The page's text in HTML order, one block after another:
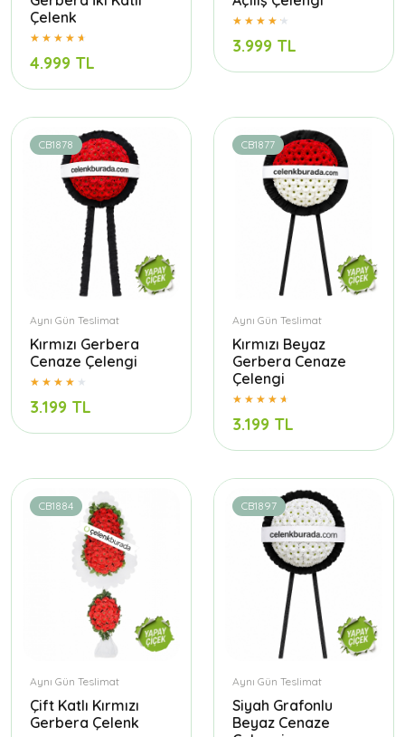
Çelenk
4.999 TL
3.999 TL
CB1878
Aynı Gün Teslimat
Kırmızı Gerbera
Cenaze Çelengi
3.199 TL
CB1877
Aynı Gün Teslimat
Kırmızı Beyaz
Gerbera Cenaze
Çelengi
3.199 TL
CB1884
Aynı Gün Teslimat
Çift Katlı Kırmızı
Gerbera Çelenk
CB1897
Aynı Gün Teslimat
Siyah Grafonlu
Beyaz Cenaze